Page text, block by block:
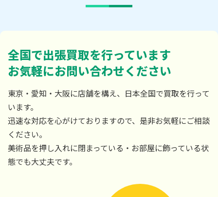
全国で出張買取を行っています
お気軽にお問い合わせください
東京・愛知・大阪に店舗を構え、日本全国で買取を行って
います。
迅速な対応を心がけておりますので、是非お気軽にご相談
ください。
美術品を押し入れに閉まっている・お部屋に飾っている状
態でも大丈夫です。